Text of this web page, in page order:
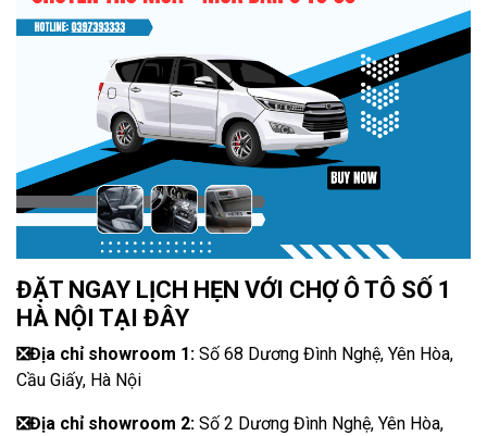
ĐẶT NGAY LỊCH HẸN VỚI CHỢ Ô TÔ SỐ 1
HÀ NỘI TẠI ĐÂY
❎Địa chỉ showroom 1: Số 68 Dương Đình Nghệ, Yên Hòa,
Cầu Giấy, Hà Nội
❎Địa chỉ showroom 2: Số 2 Dương Đình Nghệ, Yên Hòa,